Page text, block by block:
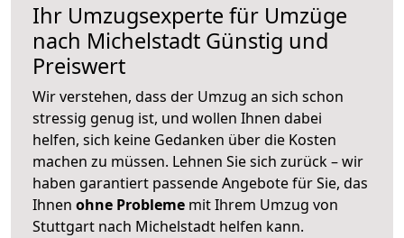
Ihr Umzugsexperte für Umzüge
nach Michelstadt Günstig und
Preiswert
Wir verstehen, dass der Umzug an sich schon
stressig genug ist, und wollen Ihnen dabei
helfen, sich keine Gedanken über die Kosten
machen zu müssen. Lehnen Sie sich zurück – wir
haben garantiert passende Angebote für Sie, das
Ihnen ohne Probleme mit Ihrem Umzug von
Stuttgart nach Michelstadt helfen kann.